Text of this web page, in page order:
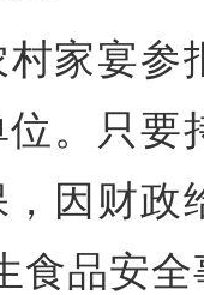
家宴参
。只要
因财政
食品安